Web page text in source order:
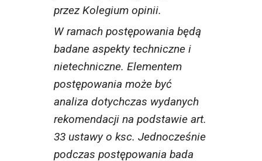
przez Kolegium opinii.
W ramach postępowania będą
badane aspekty techniczne i
nietechniczne. Elementem
postępowania może być
analiza dotychczas wydanych
rekomendacji na podstawie art.
33 ustawy o ksc. Jednocześnie
podczas postępowania bada